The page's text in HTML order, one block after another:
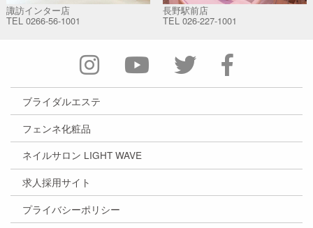
諏訪インター店
TEL 0266-56-1001
長野駅前店
TEL 026-227-1001
ブライダルエステ
フェンネ化粧品
ネイルサロン LIGHT WAVE
求人採用サイト
プライバシーポリシー